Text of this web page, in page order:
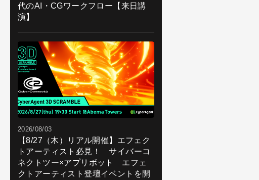
代のAI・CGワークフロー【来日講
演】
2026/08/03
【8/27（木）リアル開催】エフェク
トアーティスト必見！ サイバーコ
ネクトツー×アプリボット エフェ
クトアーティスト登壇イベントを開